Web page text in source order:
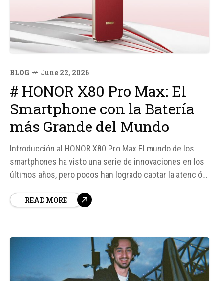
BLOG June 22, 2026
# HONOR X80 Pro Max: El
Smartphone con la Batería
más Grande del Mundo
Introducción al HONOR X80 Pro Max El mundo de los
smartphones ha visto una serie de innovaciones en los
últimos años, pero pocos han logrado captar la atención
recientemente lanzado en China, viene con una
READ MORE